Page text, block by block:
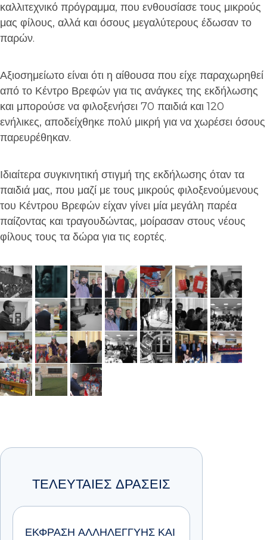
καλλιτεχνικό πρόγραμμα, που ενθουσίασε τους μικρούς
μας φίλους, αλλά και όσους μεγαλύτερους έδωσαν το
παρών.
Αξιοσημείωτο είναι ότι η αίθουσα που είχε παραχωρηθεί
από το Κέντρο Βρεφών για τις ανάγκες της εκδήλωσης
και μπορούσε να φιλοξενήσει 70 παιδιά και 120
ενήλικες, αποδείχθηκε πολύ μικρή για να χωρέσει όσους
παρευρέθηκαν.
Ιδιαίτερα συγκινητική στιγμή της εκδήλωσης όταν τα
παιδιά μας, που μαζί με τους μικρούς φιλοξενούμενους
του Κέντρου Βρεφών είχαν γίνει μία μεγάλη παρέα
παίζοντας και τραγουδώντας, μοίρασαν στους νέους
φίλους τους τα δώρα για τις εορτές.
ΤΕΛΕΥΤΑΙΕΣ ΔΡΑΣΕΙΣ
ΈΚΦΡΑΣΗ ΑΛΛΗΛΕΓΓΎΗΣ ΚΑΙ